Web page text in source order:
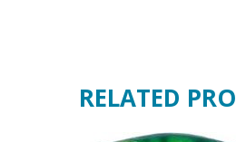
RELATED